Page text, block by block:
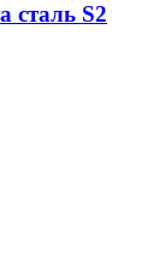
сталь S2